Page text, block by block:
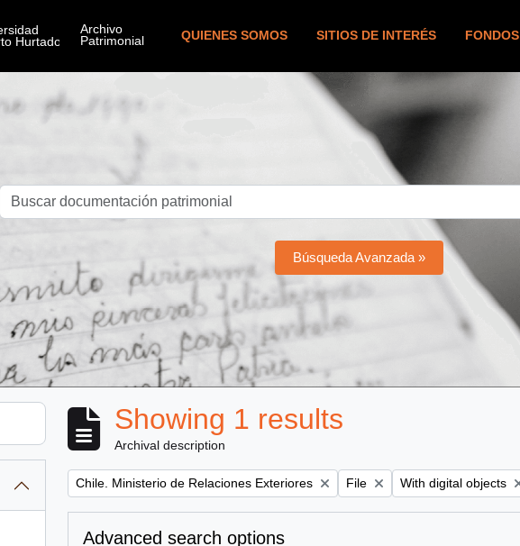
QUIENES SOMOS SITIOS DE INTERÉS FONDOS
Búsqueda Avanzada »
Showing 1 results
Archival description
Remove filter:
Chile. Ministerio de Relaciones Exteriores Remove filter:
File Remove filter:
With digital objects
Advanced search options